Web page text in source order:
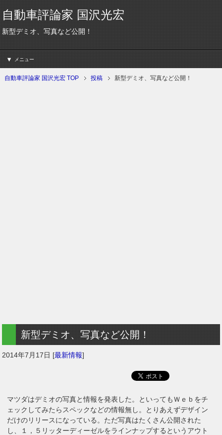
自動車評論家 国沢光宏
新型デミオ、写真など公開！
メニュー
自動車評論家 国沢光宏 TOP 投稿 新型デミオ、写真など公開！
新型デミオ、写真など公開！
2014年7月17日 [最新情報]
マツダはデミオの写真と情報を発表した。といってもＷｅｂをチ
ェックしてみたらスペックなどの情報無し。とりあえずデザイン
だけのリリースになっている。ただ写真はたくさん公開された
し、１，５リッターディーゼルをラインナップするというアウト